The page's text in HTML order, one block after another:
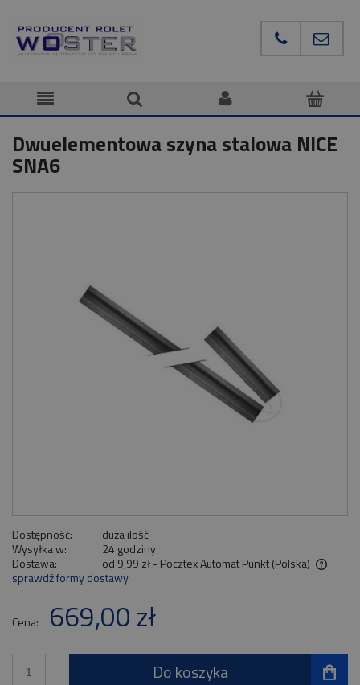
Dwuelementowa szyna stalowa NICE
SNA6
Dostępność:
duża ilość
Wysyłka w:
24 godziny
Dostawa:
od 9,99 zł - Pocztex Automat Punkt (Polska)
Cena nie zawiera ewentualnych kosztów płatności
sprawdź formy dostawy
Cena: 669,00 zł
Do koszyka